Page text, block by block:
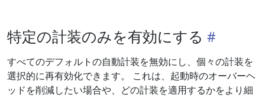
特定の計装のみを有効にする
すべてのデフォルトの自動計装を無効にし、個々の計装を
選択的に再有効化できます。 これは、起動時のオーバーヘ
ッドを削減したい場合や、どの計装を適用するかをより細